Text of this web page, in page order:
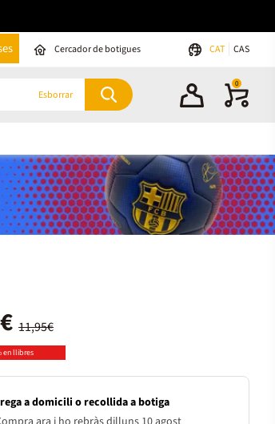
Cercador de botigues CAT CAS
Esborrar
0
11,95€
en llibres
a domicili o recollida a botiga